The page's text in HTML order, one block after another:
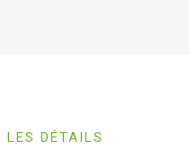
LES DÉTAILS